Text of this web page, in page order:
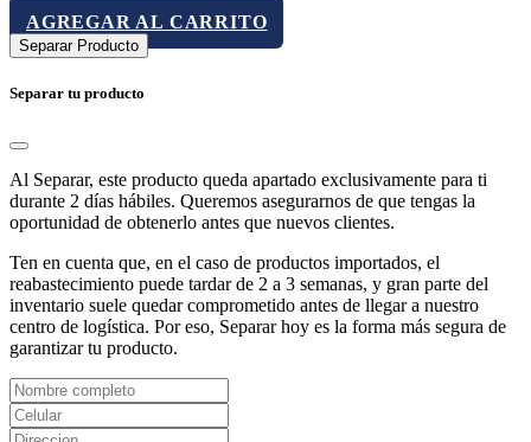
AGREGAR AL CARRITO
Separar Producto
Separar tu producto
Al Separar, este producto queda apartado exclusivamente para ti
durante 2 días hábiles. Queremos asegurarnos de que tengas la
oportunidad de obtenerlo antes que nuevos clientes.
Ten en cuenta que, en el caso de productos importados, el
reabastecimiento puede tardar de 2 a 3 semanas, y gran parte del
inventario suele quedar comprometido antes de llegar a nuestro
centro de logística. Por eso, Separar hoy es la forma más segura de
garantizar tu producto.